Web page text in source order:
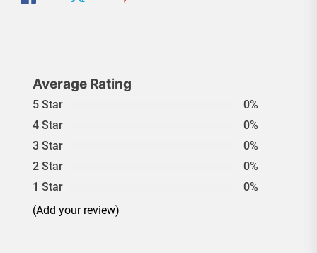
Average Rating
5 Star
0%
4 Star
0%
3 Star
0%
2 Star
0%
1 Star
0%
(Add your review)